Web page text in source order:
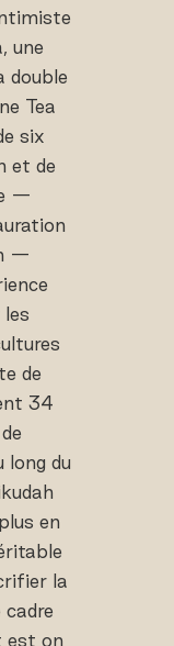
une
double
Tea
six
et de
—
—
de
34
long du
en
la
cadre
est on